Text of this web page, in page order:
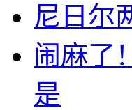
尼日尔
闹麻了
是